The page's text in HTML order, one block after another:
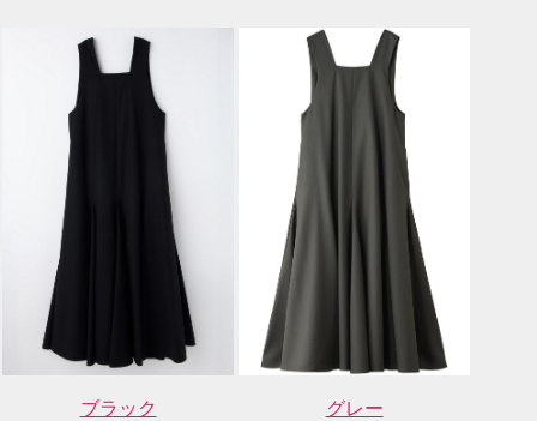
ブラック グレー